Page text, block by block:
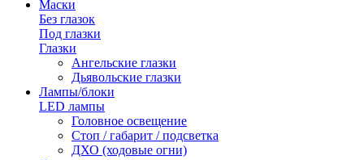
Маски
Без глазок
Под глазки
Глазки
Ангельские глазки
Дьявольские глазки
Лампы/блоки
LED лампы
Головное освещение
Стоп / габарит / подсветка
ДХО (ходовые огни)